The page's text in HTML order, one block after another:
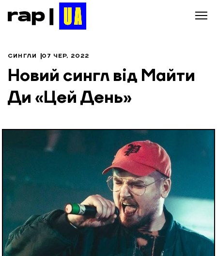
СИНГЛИ 07 ЧЕР, 2022
Новий сингл від Майти
Ди «Цей День»